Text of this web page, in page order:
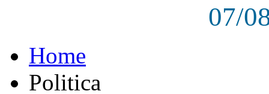
07/
Home
Politica